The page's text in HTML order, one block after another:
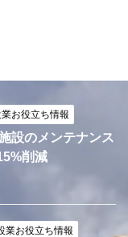
お役立ち情報
設のメンテナンス
削減
業お役立ち情報